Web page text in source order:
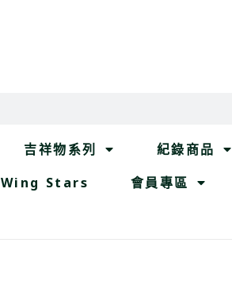
吉祥物系列 紀錄商品
Wing Stars 會員專區